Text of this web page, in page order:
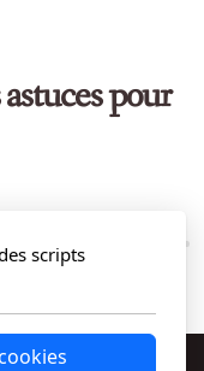
pour
scripts